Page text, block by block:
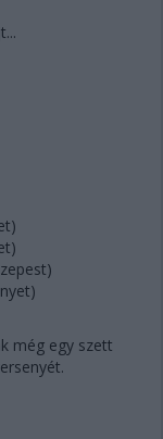
még egy szett